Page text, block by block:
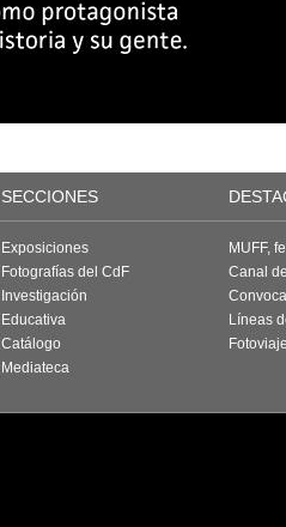
SECCIONES
Exposiciones
Fotografías del CdF
Investigación
Educativa
Catálogo
Mediateca
MUFF,
Canal
Líneas